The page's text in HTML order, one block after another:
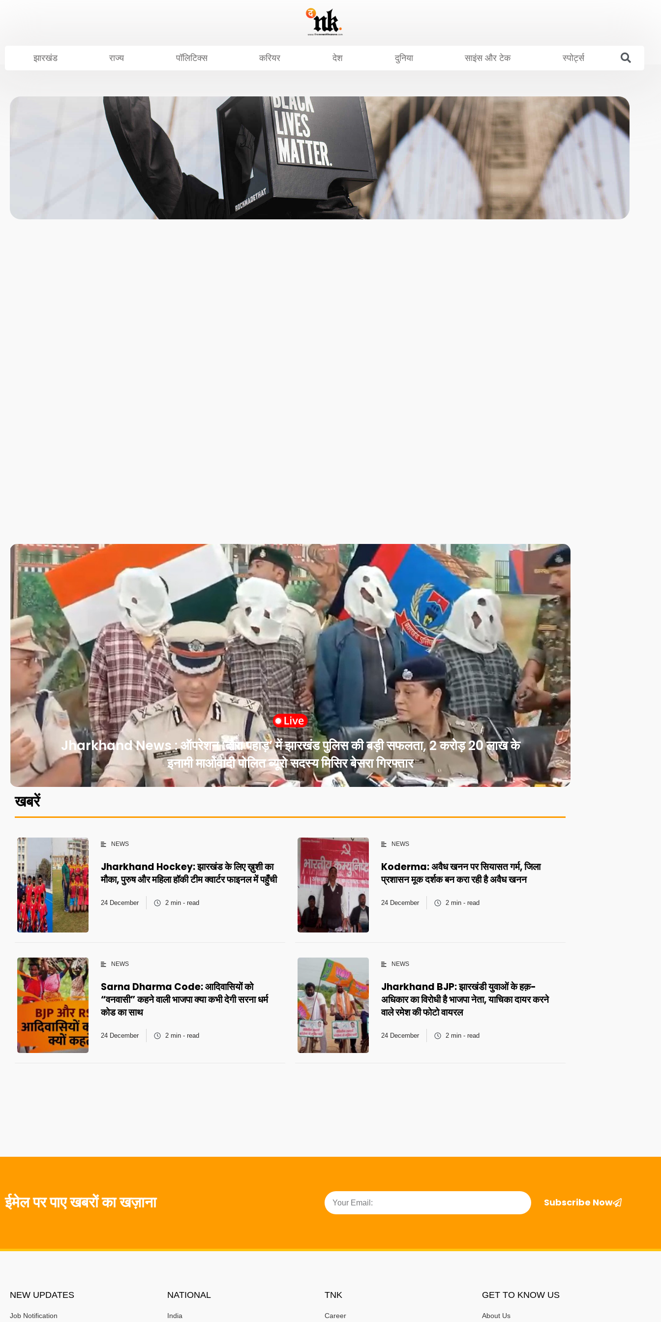
contentझारखंड राज्य पॉलिटिक्स करियर देश दुनिया साइंस और टेक स्पोर्ट्स
Jharkhand News : ऑपरेशन ‘दौरा पहाड़’ में झारखंड पुलिस की बड़ी सफलता, 2 करोड़ 20 लाख के
इनामी माओवादी पोलित ब्यूरो सदस्य मिसिर बेसरा गिरफ्तार
खबरें
NEWS
Jharkhand Hockey: झारखंड के लिए ख़ुशी का
मौका, पुरुष और महिला हॉकी टीम क्वार्टर फाइनल में पहुँची
24 December 2 min - read
NEWS
Koderma: अवैध खनन पर सियासत गर्म, जिला
प्रशासन मूक दर्शक बन करा रही है अवैध खनन
24 December 2 min - read
NEWS
Sarna Dharma Code: आदिवासियों को
“वनवासी” कहने वाली भाजपा क्या कभी देगी सरना धर्म
कोड का साथ
24 December 2 min - read
NEWS
Jharkhand BJP: झारखंडी युवाओं के हक़-
अधिकार का विरोधी है भाजपा नेता, याचिका दायर करने
वाले रमेश की फोटो वायरल
24 December 2 min - read
ईमेल पर पाए खबरों का खज़ाना Subscribe Now
NEW UPDATES
Job Notification
NATIONAL
India
TNK
Career
GET TO KNOW US
About Us